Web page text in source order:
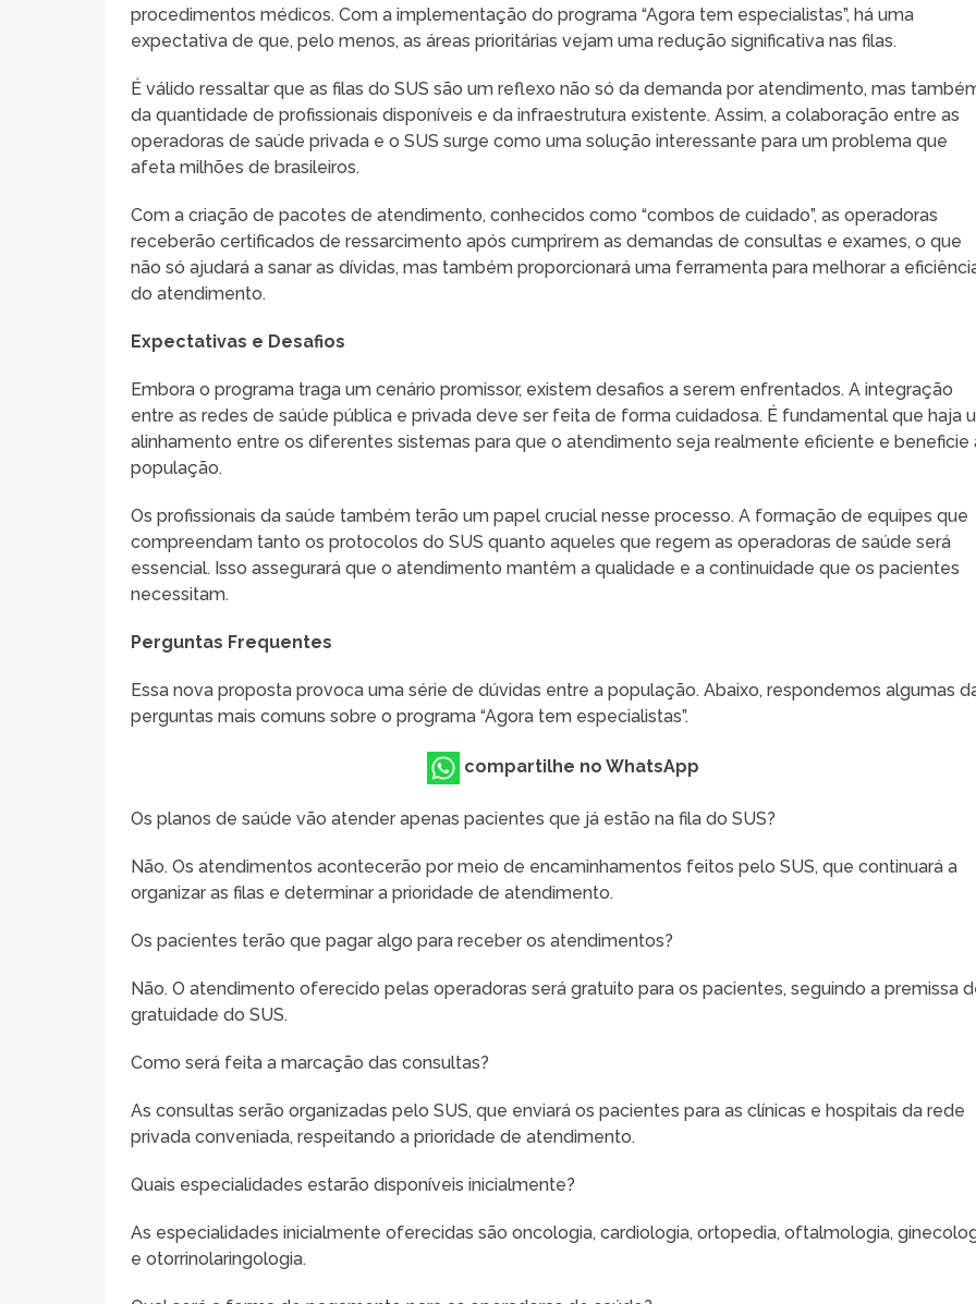
procedimentos médicos. Com a implementação do programa “Agora tem especialistas”, há uma
expectativa de que, pelo menos, as áreas prioritárias vejam uma redução significativa nas filas.
É válido ressaltar que as filas do SUS são um reflexo não só da demanda por atendimento, mas
da quantidade de profissionais disponíveis e da infraestrutura existente. Assim, a colaboração entre as
operadoras de saúde privada e o SUS surge como uma solução interessante para um problema que
afeta milhões de brasileiros.
Com a criação de pacotes de atendimento, conhecidos como “combos de cuidado”, as operadoras
receberão certificados de ressarcimento após cumprirem as demandas de consultas e exames, o que
não só ajudará a sanar as dívidas, mas também proporcionará uma ferramenta para melhorar a
do atendimento.
Expectativas e Desafios
Embora o programa traga um cenário promissor, existem desafios a serem enfrentados. A integração
entre as redes de saúde pública e privada deve ser feita de forma cuidadosa. É fundamental que haja
alinhamento entre os diferentes sistemas para que o atendimento seja realmente eficiente e beneficie
população.
Os profissionais da saúde também terão um papel crucial nesse processo. A formação de equipes que
compreendam tanto os protocolos do SUS quanto aqueles que regem as operadoras de saúde será
essencial. Isso assegurará que o atendimento mantêm a qualidade e a continuidade que os pacientes
necessitam.
Perguntas Frequentes
Essa nova proposta provoca uma série de dúvidas entre a população. Abaixo, respondemos algumas
perguntas mais comuns sobre o programa “Agora tem especialistas”.
compartilhe no WhatsApp
Os planos de saúde vão atender apenas pacientes que já estão na fila do SUS?
Não. Os atendimentos acontecerão por meio de encaminhamentos feitos pelo SUS, que continuará a
organizar as filas e determinar a prioridade de atendimento.
Os pacientes terão que pagar algo para receber os atendimentos?
Não. O atendimento oferecido pelas operadoras será gratuito para os pacientes, seguindo a premissa
gratuidade do SUS.
Como será feita a marcação das consultas?
As consultas serão organizadas pelo SUS, que enviará os pacientes para as clínicas e hospitais da rede
privada conveniada, respeitando a prioridade de atendimento.
Quais especialidades estarão disponíveis inicialmente?
As especialidades inicialmente oferecidas são oncologia, cardiologia, ortopedia, oftalmologia,
e otorrinolaringologia.